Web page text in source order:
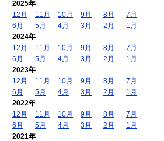
2025年
12月
11月 10月 9月 8月
7月
6月
5月 4月 3月 2月
1月
2024年
12月
11月 10月 9月 8月
7月
6月
5月 4月 3月 2月
1月
2023年
12月
11月 10月 9月 8月
7月
6月
5月 4月 3月 2月
1月
2022年
12月
11月 10月 9月 8月
7月
6月
5月 4月 3月 2月
1月
2021年